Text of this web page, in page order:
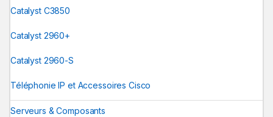
Catalyst C3850
Catalyst 2960+
Catalyst 2960-S
Téléphonie IP et Accessoires Cisco
Serveurs & Composants